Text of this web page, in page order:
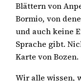
Blättern von
Bormio, von
und auch keine
Sprache gibt.
Karte von Bozen.
Wir alle wissen,